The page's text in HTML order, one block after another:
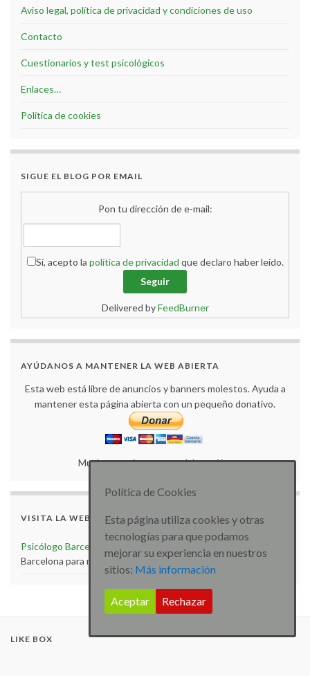
Aviso legal, política de privacidad y condiciones de uso
Contacto
Cuestionarios y test psicológicos
Enlaces…
Política de cookies
SIGUE EL BLOG POR EMAIL
Pon tu dirección de e-mail:
Sí, acepto la política de privacidad que declaro haber leído.
Delivered byFeedBurner
AYÚDANOS A MANTENER LA WEB ABIERTA
Esta web está libre de anuncios y banners molestos. Ayuda a
mantener esta página abierta con un pequeño donativo.
Muchas gracias por tu colaboración.
VISITA LA WEB
Psicólogo Barcelona
Visita la web de Psicólogo especialista
Barcelona para más artículos e información
LIKE BOX
Política de Cookies
Esta página utiliza cookies y otras
tecnologías para que podamos
mejorar su experiencia en nuestros
sitios: Más información
Aceptar Rechazar